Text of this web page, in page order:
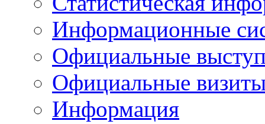
Информационные
Официальные
Официальные
Информация